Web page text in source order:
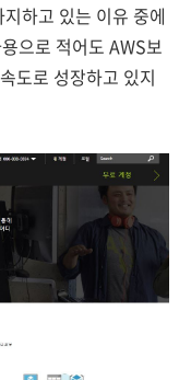
하고 있는 이유 중에
으로 적어도 AWS보
도로 성장하고 있지